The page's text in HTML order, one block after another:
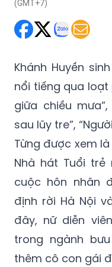
(GMT+7)
Khánh Huyền
nổi tiếng qua loạt
giữa chiều
sau lũy tre”,
Từng được xem
Nhà hát Tuổi trẻ
cuộc hôn nhân
định rời Hà Nội
đây, nữ diễn
trong ngành
thêm cô con gái